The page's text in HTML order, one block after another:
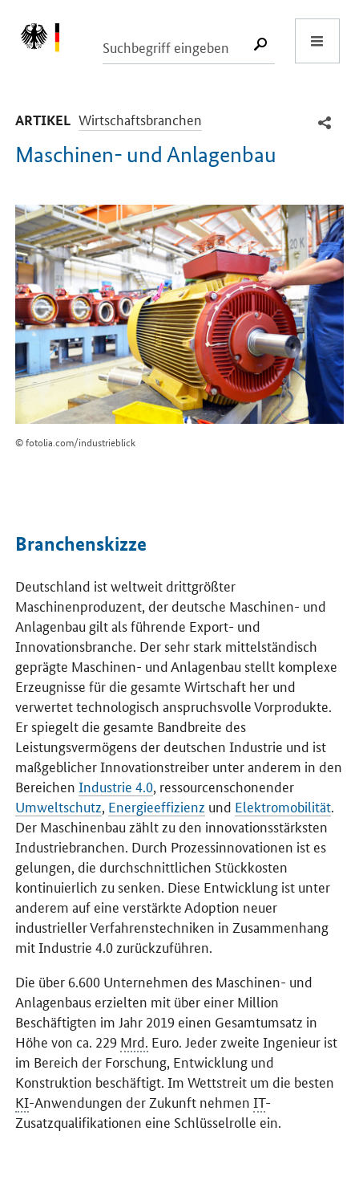
SUCHE
ARTIKEL -
Wirtschaftsbranchen
Maschinen- und Anlagenbau
© fotolia.com/industrieblick
Branchenskizze
Deutschland ist weltweit drittgrößter
Maschinenproduzent, der deutsche Maschinen- und
Anlagenbau gilt als führende Export- und
Innovationsbranche. Der sehr stark mittelständisch
geprägte Maschinen- und Anlagenbau stellt komplexe
Erzeugnisse für die gesamte Wirtschaft her und
verwertet technologisch anspruchsvolle Vorprodukte.
Er spiegelt die gesamte Bandbreite des
Leistungsvermögens der deutschen Industrie und ist
maßgeblicher Innovationstreiber unter anderem in den
BereichenIndustrie 4.0, ressourcenschonender
Umweltschutz, Energieeffizienz und Elektromobilität.
Der Maschinenbau zählt zu den innovationsstärksten
Industriebranchen. Durch Prozessinnovationen ist es
gelungen, die durchschnittlichen Stückkosten
kontinuierlich zu senken. Diese Entwicklung ist unter
anderem auf eine verstärkte Adoption neuer
industrieller Verfahrenstechniken in Zusammenhang
mit Industrie 4.0 zurückzuführen.
Die über 6.600 Unternehmen des Maschinen- und
Anlagenbaus erzielten mit über einer Million
Beschäftigten im Jahr 2019 einen Gesamtumsatz in
Höhe von ca. 229 Mrd. Euro. Jeder zweite Ingenieur ist
im Bereich der Forschung, Entwicklung und
Konstruktion beschäftigt. Im Wettstreit um die besten
KI-Anwendungen der Zukunft nehmenIT-
Zusatzqualifikationen eine Schlüsselrolle ein.